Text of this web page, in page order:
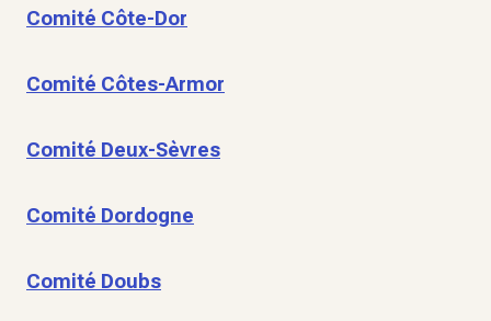
Comité Côte-Dor
Comité Côtes-Armor
Comité Deux-Sèvres
Comité Dordogne
Comité Doubs